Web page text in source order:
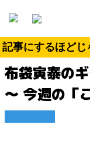
記事にするほど
布袋寅泰の
～ 今週の「